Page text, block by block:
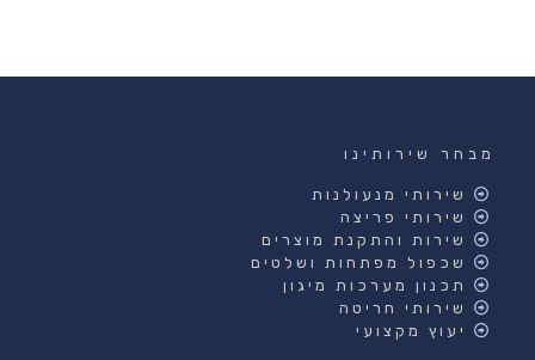
מבחר שירותינו
שירותי מנעולנות
שירותי פריצה
שירות והתקנת מוצרים
שכפול מפתחות ושלטים
תכנון מערכות מיגון
שירותי חריטה
יעוץ מקצועי